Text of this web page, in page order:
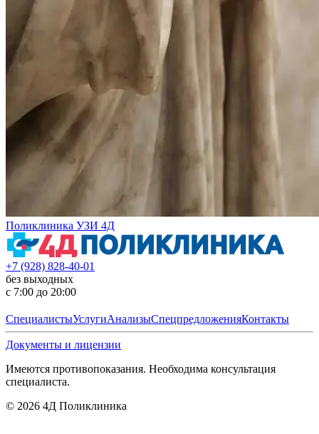
Поликлиника УЗИ 4Д
+7 (928) 828-40-01
без выходных
с 7:00 до 20:00
СпециалистыУслугиАнализыСпецпредложенияКонтакты
Документы и лицензии
Имеются противопоказания. Необходима консультация
специалиста.
© 2026 4Д Поликлиника